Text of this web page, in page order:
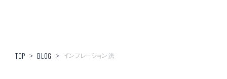
TOP > BLOG > インフレーション法